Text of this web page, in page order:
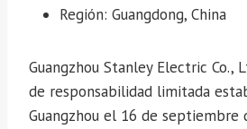
Región: Guangdong, China
Guangzhou Stanley Electric Co.,
de responsabilidad limitada
Guangzhou el 16 de septiembre